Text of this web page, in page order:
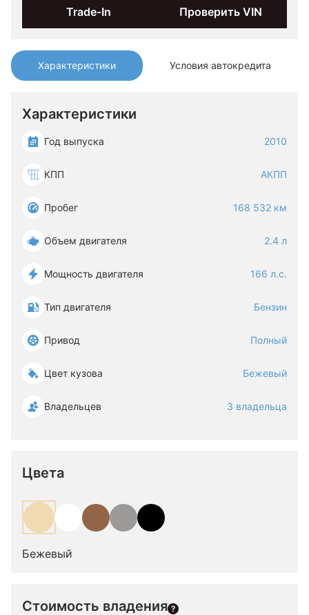
Характеристики Условия автокредита
Характеристики
Год выпуска 2010
КПП АКПП
Пробег 168 532 км
Объем двигателя 2.4 л
Мощность двигателя 166 л.с.
Тип двигателя Бензин
Привод Полный
Цвет кузова Бежевый
Владельцев 3 владельца
Цвета
Бежевый
Стоимость владения
Trade-In Проверить VIN